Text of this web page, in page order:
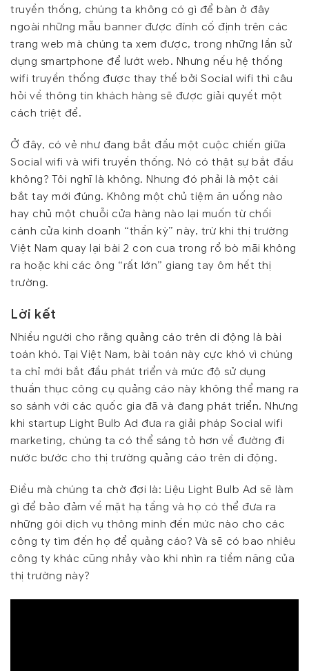
truyền thống, chúng ta không có gì để bàn ở đây
ngoài những mẫu banner được đính cố định trên các
trang web mà chúng ta xem được, trong những lần sử
dụng smartphone để lướt web. Nhưng nếu hệ thống
wifi truyền thống được thay thế bởi Social wifi thì câu
hỏi về thông tin khách hàng sẽ được giải quyết một
cách triệt để.
Ở đây, có vẻ như đang bắt đầu một cuộc chiến giữa
Social wifi và wifi truyền thống. Nó có thật sự bắt đầu
không? Tôi nghĩ là không. Nhưng đó phải là một cái
bắt tay mới đúng. Không một chủ tiệm ăn uống nào
hay chủ một chuỗi cửa hàng nào lại muốn từ chối
cánh cửa kinh doanh “thần kỳ” này, trừ khi thị trường
Việt Nam quay lại bài 2 con cua trong rổ bò mãi không
ra hoặc khi các ông “rất lớn” giang tay ôm hết thị
trường.
Lời kết
Nhiều người cho rằng quảng cáo trên di động là bài
toán khó. Tại Việt Nam, bài toán này cực khó vì chúng
ta chỉ mới bắt đầu phát triển và mức độ sử dụng
thuần thục công cụ quảng cáo này không thể mang ra
so sánh với các quốc gia đã và đang phát triển. Nhưng
khi startup Light Bulb Ad đưa ra giải pháp Social wifi
marketing, chúng ta có thể sáng tỏ hơn về đường đi
nước bước cho thị trường quảng cáo trên di động.
Điều mà chúng ta chờ đợi là: Liệu Light Bulb Ad sẽ làm
gì để bảo đảm về mặt hạ tầng và họ có thể đưa ra
những gói dịch vụ thông minh đến mức nào cho các
công ty tìm đến họ để quảng cáo? Và sẽ có bao nhiêu
công ty khác cũng nhảy vào khi nhìn ra tiềm năng của
thị trường này?